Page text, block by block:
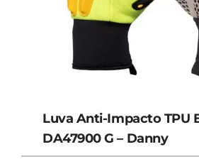
Luva Anti-Impacto TPU
DA47900 G – Danny